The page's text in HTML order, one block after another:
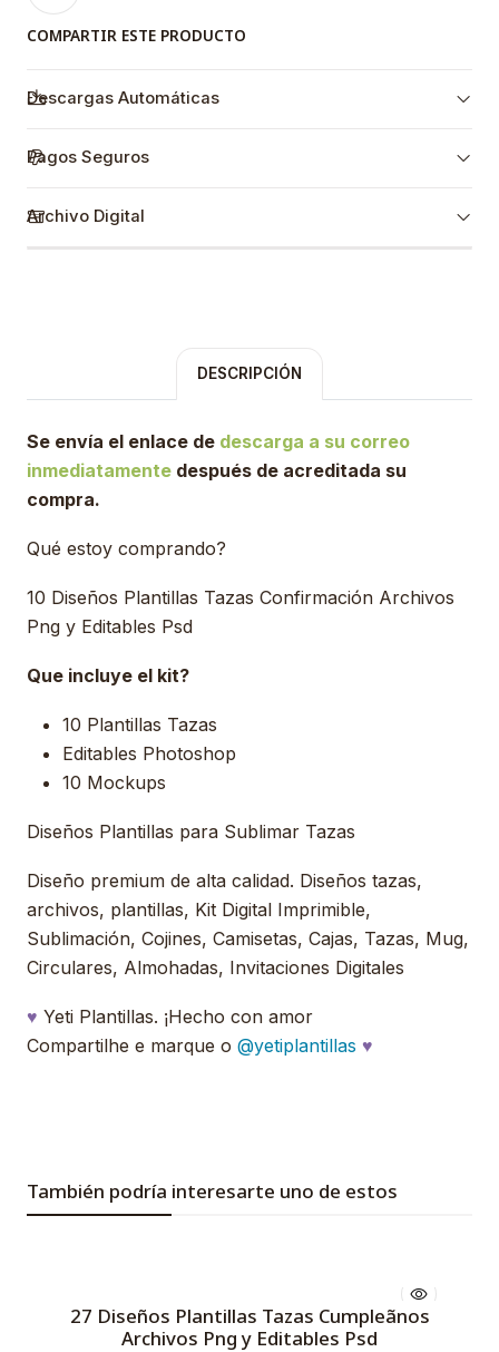
COMPARTIR ESTE PRODUCTO
Descargas Automáticas
Pagos Seguros
Archivo Digital
DESCRIPCIÓN
Se envía el enlace de descarga a su correo
inmediatamente después de acreditada su
compra.
Qué estoy comprando?
10 Diseños Plantillas Tazas Confirmación Archivos
Png y Editables Psd
Que incluye el kit?
10 Plantillas Tazas
Editables Photoshop
10 Mockups
Diseños Plantillas para Sublimar Tazas
Diseño premium de alta calidad. Diseños tazas,
archivos, plantillas, Kit Digital Imprimible,
Sublimación, Cojines, Camisetas, Cajas, Tazas, Mug,
Circulares, Almohadas, Invitaciones Digitales
♥ Yeti Plantillas. ¡Hecho con amor
Compartilhe e marque o @yetiplantillas ♥
También podría interesarte uno de estos
27 Diseños Plantillas Tazas Cumpleãnos
Archivos Png y Editables Psd